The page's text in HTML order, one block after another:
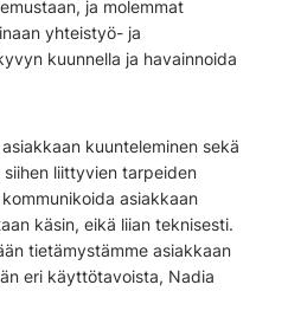
ja molemmat
yhteistyö- ja
kuunnella ja havainnoida
kuunteleminen sekä
liittyvien tarpeiden
asiakkaan
käsin, eikä liian teknisesti.
tietämystämme asiakkaan
eri käyttötavoista, Nadia